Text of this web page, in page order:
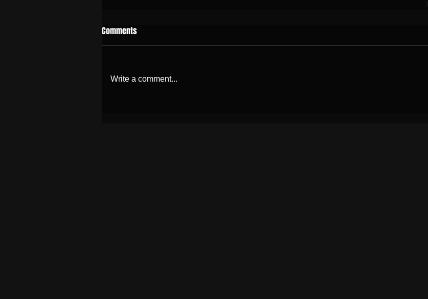
Comments
Write a comment...